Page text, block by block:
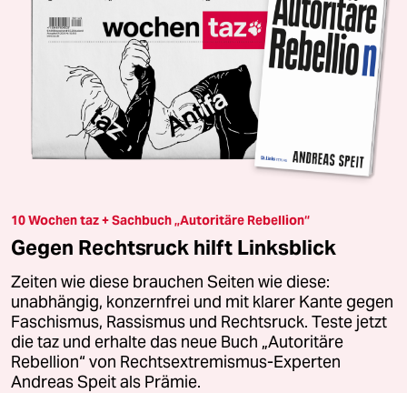
10 Wochen taz + Sachbuch „Autoritäre Rebellion“
Gegen Rechtsruck hilft Linksblick
Zeiten wie diese brauchen Seiten wie diese:
unabhängig, konzernfrei und mit klarer Kante gegen
Faschismus, Rassismus und Rechtsruck. Teste jetzt
die taz und erhalte das neue Buch „Autoritäre
Rebellion“ von Rechtsextremismus-Experten
Andreas Speit als Prämie.